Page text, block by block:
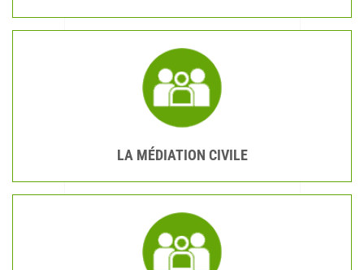
LA MÉDIATION CIVILE